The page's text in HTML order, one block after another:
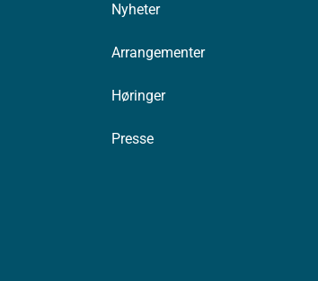
Nyheter
Arrangementer
Høringer
Presse